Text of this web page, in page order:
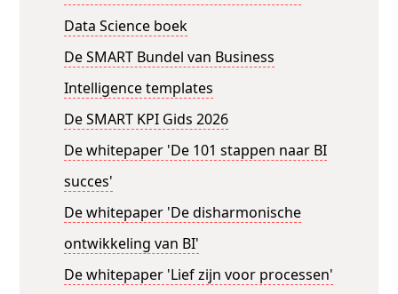
Data Science boek
De SMART Bundel van Business
Intelligence templates
De SMART KPI Gids 2026
De whitepaper 'De 101 stappen naar BI
succes'
De whitepaper 'De disharmonische
ontwikkeling van BI'
De whitepaper 'Lief zijn voor processen'